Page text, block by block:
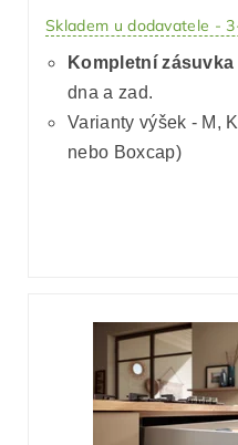
Skladem u dodavatele -
Kompletní zásuvka
dna a zad.
Varianty výšek - M,
nebo Boxcap)